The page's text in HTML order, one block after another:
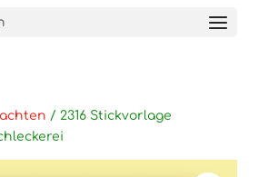
/ 2316 Stickvorlage